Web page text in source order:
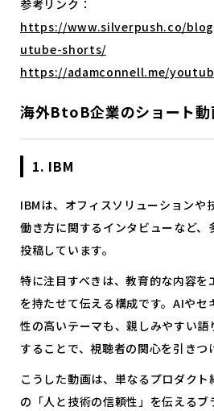
参考リンク：
https://www.silverpush.co/
utube-shorts/
https://adamconnell.me/
海外BtoB企業のショート動
1. IBM
IBMは、オフィスソリューションや
働き方に関するインタビューなど、
投稿しています。
特に注目すべきは、教育的な内容を
を持たせて伝える構成です。AIやセ
性の高いテーマも、親しみやすい語
することで、視聴者の関心を引きつ
こうした動画は、単なるプロダク
の「人と技術の信頼性」を伝えるブ